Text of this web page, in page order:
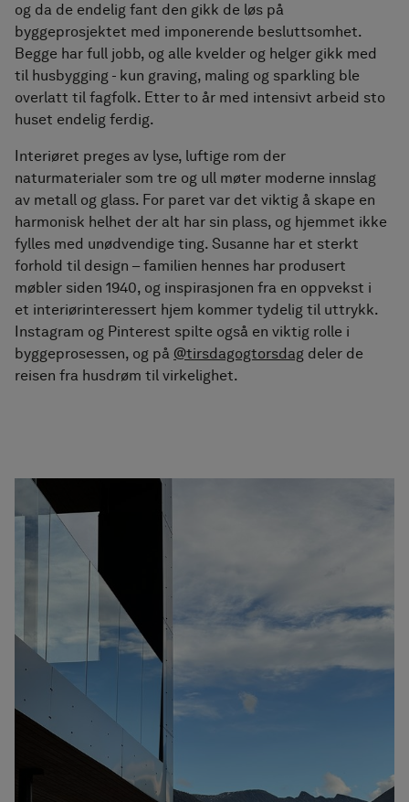
og da de endelig fant den gikk de løs på
byggeprosjektet med imponerende besluttsomhet.
Begge har full jobb, og alle kvelder og helger gikk med
til husbygging - kun graving, maling og sparkling ble
overlatt til fagfolk. Etter to år med intensivt arbeid sto
huset endelig ferdig.
Interiøret preges av lyse, luftige rom der
naturmaterialer som tre og ull møter moderne innslag
av metall og glass. For paret var det viktig å skape en
harmonisk helhet der alt har sin plass, og hjemmet ikke
fylles med unødvendige ting. Susanne har et sterkt
forhold til design – familien hennes har produsert
møbler siden 1940, og inspirasjonen fra en oppvekst i
et interiørinteressert hjem kommer tydelig til uttrykk.
Instagram og Pinterest spilte også en viktig rolle i
byggeprosessen, og på @tirsdagogtorsdag deler de
reisen fra husdrøm til virkelighet.